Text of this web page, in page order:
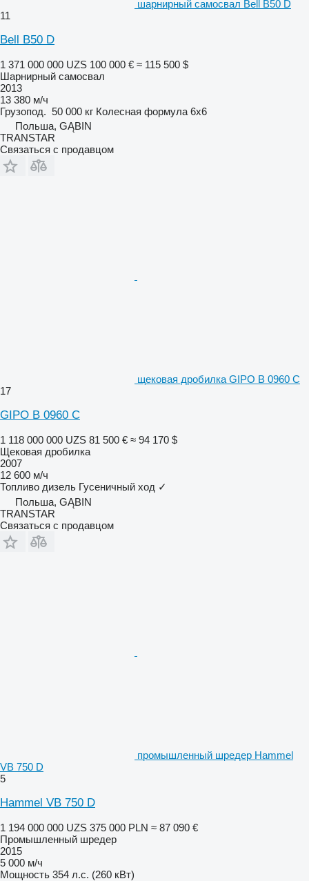
шарнирный самосвал Bell B50 D
11
Bell B50 D
1 371 000 000 UZS 100 000 € ≈ 115 500 $
Шарнирный самосвал
2013
13 380 м/ч
Грузопод. 50 000 кг Колесная формула 6x6
Польша, GĄBIN
TRANSTAR
Связаться с продавцом
щековая дробилка GIPO B 0960 C
17
GIPO B 0960 C
1 118 000 000 UZS 81 500 € ≈ 94 170 $
Щековая дробилка
2007
12 600 м/ч
Топливо дизель Гусеничный ход ✓
Польша, GĄBIN
TRANSTAR
Связаться с продавцом
промышленный шредер Hammel
VB 750 D
5
Hammel VB 750 D
1 194 000 000 UZS 375 000 PLN ≈ 87 090 €
Промышленный шредер
2015
5 000 м/ч
Мощность 354 л.с. (260 кВт)